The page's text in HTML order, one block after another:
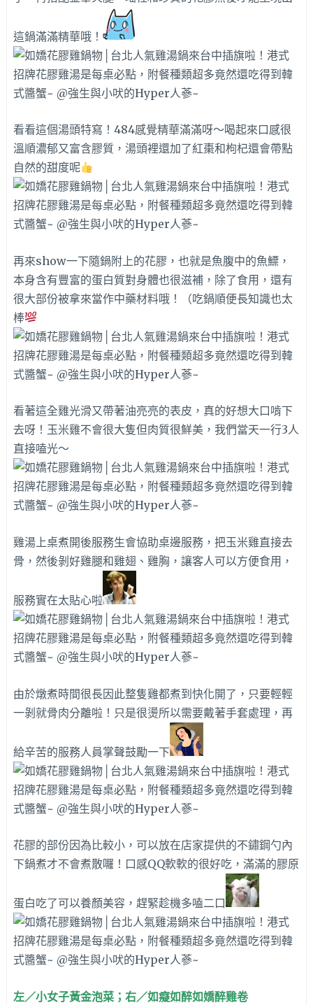
這鍋滿滿精華哦！
看看這個湯頭特寫！484感覺精華滿滿呀～喝起來口感很
溫順濃郁又富含膠質，湯頭裡還加了紅棗和枸杞還會帶點
自然的甜度呢
再來show一下隨鍋附上的花膠，也就是魚腹中的魚鰾，
本身含有豐富的蛋白質對身體也很滋補，除了食用，還有
很大部份被拿來當作中藥材料哦！（吃鍋順便長知識也太
棒
看著這全雞光滑又帶著油亮亮的表皮，真的好想大口啃下
去呀！玉米雞不會很大隻但肉質很鮮美，我們當天一行3人
直接嗑光～
雞湯上桌煮開後服務生會協助桌邊服務，把玉米雞直接去
骨，然後剝好雞腿和雞翅、雞胸，讓客人可以方便食用，
服務實在太貼心啦
由於燉煮時間很長因此整隻雞都煮到快化開了，只要輕輕
一剝就骨肉分離啦！只是很燙所以需要戴著手套處理，再
給辛苦的服務人員掌聲鼓勵一下
花膠的部份因為比較小，可以放在店家提供的不鏽鋼勺內
下鍋煮才不會煮散囉！口感QQ軟軟的很好吃，滿滿的膠原
蛋白吃了可以養顏美容，趕緊趁機多嗑二口
左／小女子黃金泡菜；右／如癡如醉如嬌醉雞卷